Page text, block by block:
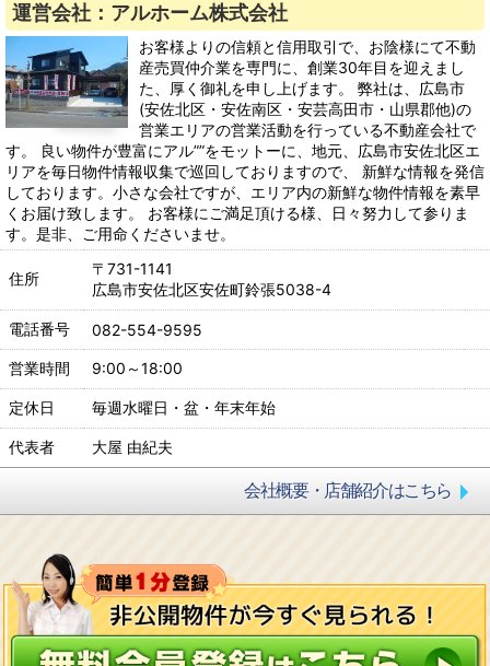
運営会社：アルホーム株式会社
お客様よりの信頼と信用取引で、お陰様にて不動
産売買仲介業を専門に、創業30年目を迎えまし
た、厚く御礼を申し上げます。 弊社は、広島市
(安佐北区・安佐南区・安芸高田市・山県郡他)の
営業エリアの営業活動を行っている不動産会社で
す。 良い物件が豊富にアル””をモットーに、地元、広島市安佐北区エ
リアを毎日物件情報収集で巡回しておりますので、 新鮮な情報を発信
しております。小さな会社ですが、エリア内の新鮮な物件情報を素早
くお届け致します。 お客様にご満足頂ける様、日々努力して参りま
す。是非、ご用命くださいませ。
住所
〒731-1141
広島市安佐北区安佐町鈴張5038-4
電話番号 082-554-9595
営業時間 9:00～18:00
定休日 毎週水曜日・盆・年末年始
代表者 大屋 由紀夫
会社概要・店舗紹介はこちら